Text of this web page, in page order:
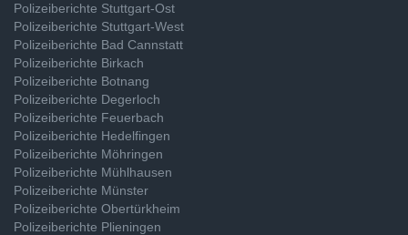
Polizeiberichte Stuttgart-Ost
Polizeiberichte Stuttgart-West
Polizeiberichte Bad Cannstatt
Polizeiberichte Birkach
Polizeiberichte Botnang
Polizeiberichte Degerloch
Polizeiberichte Feuerbach
Polizeiberichte Hedelfingen
Polizeiberichte Möhringen
Polizeiberichte Mühlhausen
Polizeiberichte Münster
Polizeiberichte Obertürkheim
Polizeiberichte Plieningen